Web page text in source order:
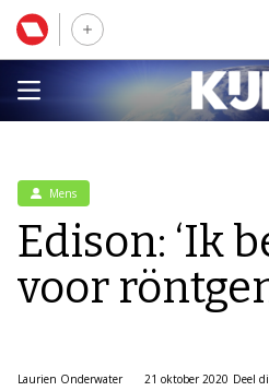
Mens
Edison: ‘Ik
voor
Laurien Onderwater
21 oktober 2020 Deel